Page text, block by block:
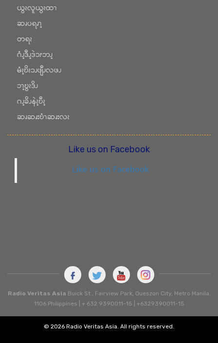
ယွၩလူယွၩထၫ
ဆၧပရၧၫ့
တရၩ
ဂံၪ့ဒီၪ့ဒဲၥၭဘၪ့
မံၩ့ဎိၩၥၪဖျီၪလဖၪ
ၥၫ့ဎွၩဒိၪ
ဂၪ့ခိၪနဲၩ့ဎီၩ့
ဆၧဆၧးဎံၫဆၧးလၩ
Like us on Facebook
Like us on Facebook
Radio Veritas Asia Buick St., Fairview Park, Queszon City, Metro Manila.
1106 Philippines | + 632 9390011-15 | +6329390011-15
© 2026 Radio Veritas Asia. All rights reserved.